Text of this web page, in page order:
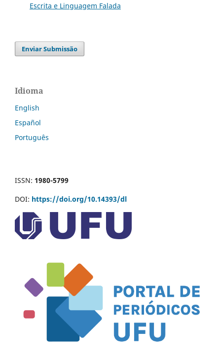
Escrita e Linguagem Falada
Enviar Submissão
Idioma
English
Español
Português
ISSN: 1980-5799
DOI: https://doi.org/10.14393/dl